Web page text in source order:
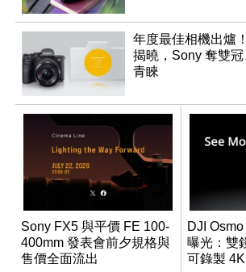
年度最佳相機出爐
揭曉，Sony 奪雙
青睞
Sony FX5 與平價 FE 100-
400mm 發表會前夕規格與
售價全面流出
DJI
曝光：雙
可錄製